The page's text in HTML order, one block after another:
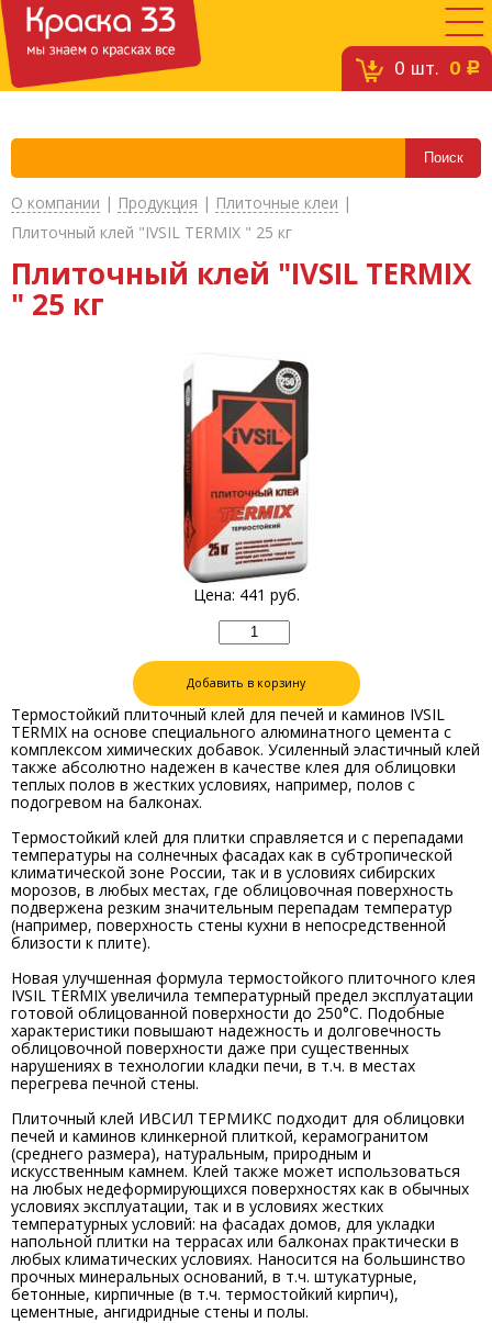
0 шт. 0 c
О компании | Продукция | Плиточные клеи |
Плиточный клей "IVSIL TERMIX " 25 кг
Плиточный клей "IVSIL TERMIX
" 25 кг
Цена: 441 руб.
Добавить в корзину
Термостойкий плиточный клей для печей и каминов IVSIL
TERMIX на основе специального алюминатного цемента с
комплексом химических добавок. Усиленный эластичный клей
также абсолютно надежен в качестве клея для облицовки
теплых полов в жестких условиях, например, полов с
подогревом на балконах.
Термостойкий клей для плитки справляется и с перепадами
температуры на солнечных фасадах как в субтропической
климатической зоне России, так и в условиях сибирских
морозов, в любых местах, где облицовочная поверхность
подвержена резким значительным перепадам температур
(например, поверхность стены кухни в непосредственной
близости к плите).
Новая улучшенная формула термостойкого плиточного клея
IVSIL TERMIX увеличила температурный предел эксплуатации
готовой облицованной поверхности до 250°С. Подобные
характеристики повышают надежность и долговечность
облицовочной поверхности даже при существенных
нарушениях в технологии кладки печи, в т.ч. в местах
перегрева печной стены.
Плиточный клей ИВСИЛ ТЕРМИКС подходит для облицовки
печей и каминов клинкерной плиткой, керамогранитом
(среднего размера), натуральным, природным и
искусственным камнем. Клей также может использоваться
на любых недеформирующихся поверхностях как в обычных
условиях эксплуатации, так и в условиях жестких
температурных условий: на фасадах домов, для укладки
напольной плитки на террасах или балконах практически в
любых климатических условиях. Наносится на большинство
прочных минеральных оснований, в т.ч. штукатурные,
бетонные, кирпичные (в т.ч. термостойкий кирпич),
цементные, ангидридные стены и полы.